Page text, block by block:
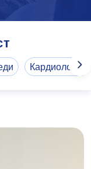
Кардиология